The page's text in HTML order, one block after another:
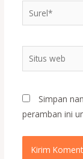
Situs
web
Simpan
peramban ini